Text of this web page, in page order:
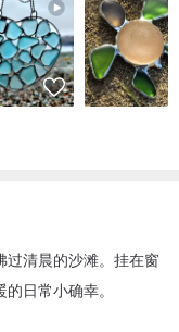
过清晨的沙滩。挂在窗
日常小确幸。